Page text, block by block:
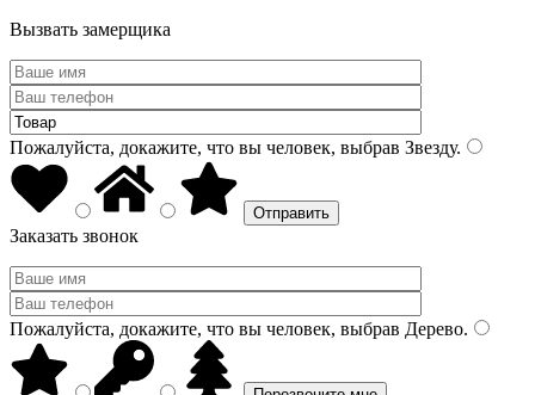
Вызвать замерщика
Пожалуйста, докажите, что вы человек, выбрав Звезду.
Заказать звонок
Пожалуйста, докажите, что вы человек, выбрав Дерево.